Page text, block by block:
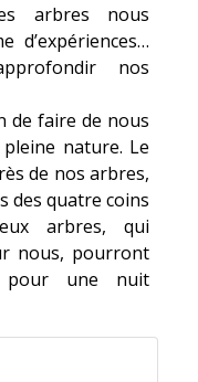
arbres nous
d’expériences…
nos
de faire de nous
nature. Le
de nos arbres,
des quatre coins
arbres, qui
nous, pourront
pour une nuit